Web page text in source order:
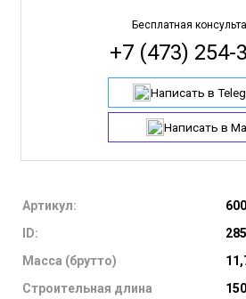
Артикул:
ID:
285
Масса (брутто)
Строительная длина
Бесплатная
+7 (473) 254-
Написать в
Написать в